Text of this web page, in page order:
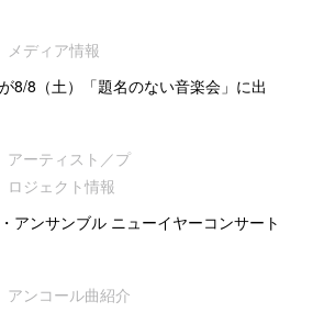
メディア情報
8/8（土）「題名のない音楽会」に出
アーティスト／プ
ロジェクト情報
アンサンブル ニューイヤーコンサート
アンコール曲紹介